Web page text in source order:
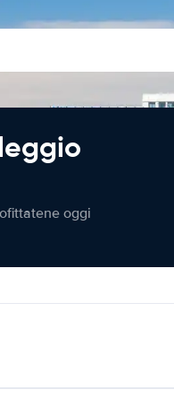
oggi